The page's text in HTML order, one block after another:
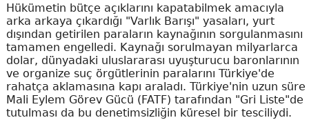
Hükümetin bütçe açıklarını kapatabilmek amacıyla
arka arkaya çıkardığı "Varlık Barışı" yasaları, yurt
dışından getirilen paraların kaynağının sorgulanmasını
tamamen engelledi. Kaynağı sorulmayan milyarlarca
dolar, dünyadaki uluslararası uyuşturucu baronlarının
ve organize suç örgütlerinin paralarını Türkiye'de
rahatça aklamasına kapı araladı. Türkiye'nin uzun süre
Mali Eylem Görev Gücü (FATF) tarafından "Gri Liste"de
tutulması da bu denetimsizliğin küresel bir tesciliydi.